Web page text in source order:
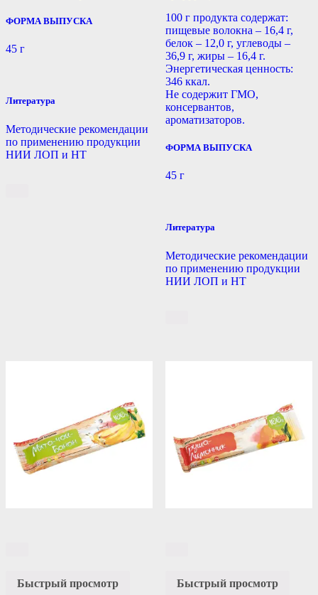
ФОРМА ВЫПУСКА
45 г
Литература
Методические рекомендации
по применению продукции
НИИ ЛОП и НТ
100 г продукта содержат:
пищевые волокна – 16,4 г,
белок – 12,0 г, углеводы –
36,9 г, жиры – 16,4 г.
Энергетическая ценность:
346 ккал.
Не содержит ГМО,
консервантов,
ароматизаторов.
ФОРМА ВЫПУСКА
45 г
Литература
Методические рекомендации
по применению продукции
НИИ ЛОП и НТ
Быстрый просмотр
Быстрый просмотр